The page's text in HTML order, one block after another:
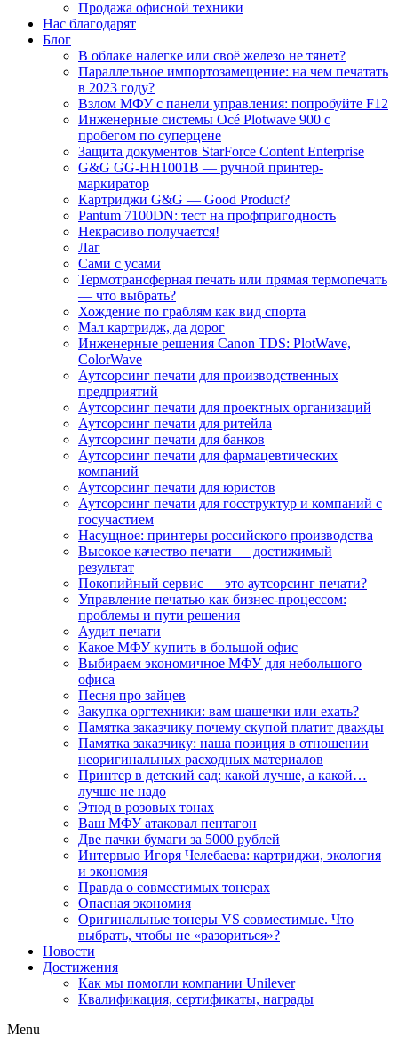
Продажа офисной техники
Нас благодарят
Блог
В облаке налегке или своё железо не тянет?
Параллельное импортозамещение: на чем печатать
в 2023 году?
Взлом МФУ с панели управления: попробуйте F12
Инженерные системы Océ Plotwave 900 с
пробегом по суперцене
Защита документов StarForce Content Enterprise
G&G GG-HH1001B — ручной принтер-
маркиратор
Картриджи G&G — Good Product?
Pantum 7100DN: тест на профпригодность
Некрасиво получается!
Лаг
Сами с усами
Термотрансферная печать или прямая термопечать
— что выбрать?
Хождение по граблям как вид спорта
Мал картридж, да дорог
Инженерные решения Canon TDS: PlotWave,
ColorWave
Аутсорсинг печати для производственных
предприятий
Аутсорсинг печати для проектных организаций
Аутсорсинг печати для ритейла
Аутсорсинг печати для банков
Аутсорсинг печати для фармацевтических
компаний
Аутсорсинг печати для юристов
Аутсорсинг печати для госструктур и компаний с
госучастием
Насущное: принтеры российского производства
Высокое качество печати — достижимый
результат
Покопийный сервис — это аутсорсинг печати?
Управление печатью как бизнес-процессом:
проблемы и пути решения
Аудит печати
Какое МФУ купить в большой офис
Выбираем экономичное МФУ для небольшого
офиса
Песня про зайцев
Закупка оргтехники: вам шашечки или ехать?
Памятка заказчику почему скупой платит дважды
Памятка заказчику: наша позиция в отношении
неоригинальных расходных материалов
Принтер в детский сад: какой лучше, а какой…
лучше не надо
Этюд в розовых тонах
Ваш МФУ атаковал пентагон
Две пачки бумаги за 5000 рублей
Интервью Игоря Челебаева: картриджи, экология
и экономия
Правда о совместимых тонерах
Опасная экономия
Оригинальные тонеры VS совместимые. Что
выбрать, чтобы не «разориться»?
Новости
Достижения
Как мы помогли компании Unilever
Квалификация, сертификаты, награды
Menu